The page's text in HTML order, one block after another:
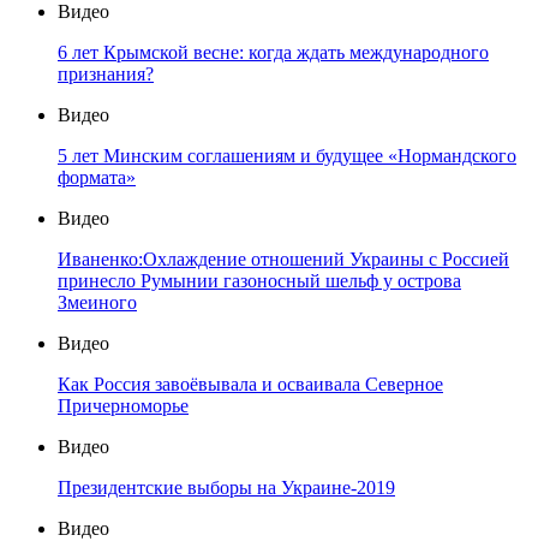
Видео
6 лет Крымской весне: когда ждать международного
признания?
Видео
5 лет Минским соглашениям и будущее «Нормандского
формата»
Видео
Иваненко:Охлаждение отношений Украины с Россией
принесло Румынии газоносный шельф у острова
Змеиного
Видео
Как Россия завоёвывала и осваивала Северное
Причерноморье
Видео
Президентские выборы на Украине-2019
Видео